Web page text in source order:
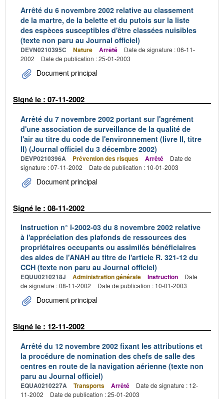
Arrêté du 6 novembre 2002 relative au classement
de la martre, de la belette et du putois sur la liste
des espèces susceptibles d'être classées nuisibles
(texte non paru au Journal officiel)
DEVN0210395C Nature Arrêté
Date de signature : 06-11-
2002
Date de publication : 25-01-2003
Document principal
Signé le : 07-11-2002
Arrêté du 7 novembre 2002 portant sur l'agrément
d'une association de surveillance de la qualité de
l'air au titre du code de l'environnement (livre II, titre
II) (Journal officiel du 3 décembre 2002)
DEVP0210396A Prévention des risques Arrêté
Date de
signature : 07-11-2002
Date de publication : 10-01-2003
Document principal
Signé le : 08-11-2002
Instruction n° I-2002-03 du 8 novembre 2002 relative
à l'appréciation des plafonds de ressources des
propriétaires occupants ou assimilés bénéficiaires
des aides de l'ANAH au titre de l'article R. 321-12 du
CCH (texte non paru au Journal officiel)
EQUU0210218J Administration générale Instruction
Date
de signature : 08-11-2002
Date de publication : 10-01-2003
Document principal
Signé le : 12-11-2002
Arrêté du 12 novembre 2002 fixant les attributions et
la procédure de nomination des chefs de salle des
centres en route de la navigation aérienne (texte non
paru au Journal officiel)
EQUA0210227A Transports Arrêté
Date de signature : 12-
11-2002
Date de publication : 25-01-2003